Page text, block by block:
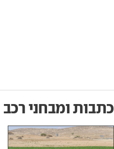
כתבות ומבחני רכב